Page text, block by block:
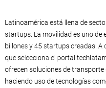
Latinoamérica está llena de
startups. La movilidad es uno de
billones y 45 startups creadas.
que selecciona el portal
ofrecen soluciones de transporte
haciendo uso de tecnologías